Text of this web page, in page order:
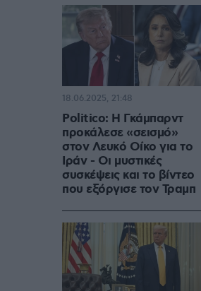
Politico: Η Γκάμπαρντ
προκάλεσε «σεισμό»
στον Λευκό Οίκο για το
Ιράν - Οι μυστικές
συσκέψεις και το βίντεο
που εξόργισε τον Τραμπ
18.06.2025, 21:48